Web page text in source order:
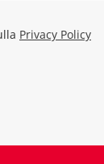
Privacy Policy